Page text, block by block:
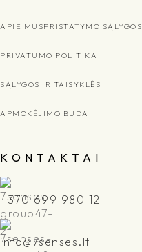
APIE MUSPRISTATYMO SĄLYGOS
PRIVATUMO POLITIKA
SĄLYGOS IR TAISYKLĖS
APMOKĖJIMO BŪDAI
K O N T A K T A I
+370 699 980 12
info@7senses.lt